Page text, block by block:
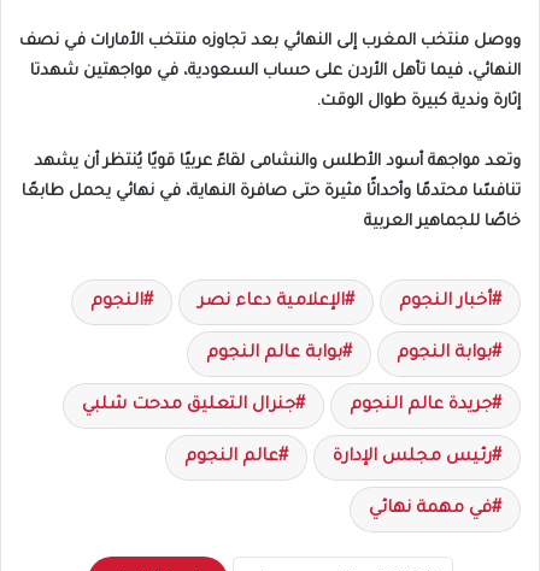
ووصل منتخب المغرب إلى النهائي بعد تجاوزه منتخب الأمارات في نصف
النهائي، فيما تأهل الأردن على حساب السعودية، في مواجهتين شهدتا
إثارة وندية كبيرة طوال الوقت.
وتعد مواجهة أسود الأطلس والنشامى لقاءً عربيًا قويًا يُنتظر أن يشهد
تنافسًا محتدمًا وأحداثًا مثيرة حتى صافرة النهاية، في نهائي يحمل طابعًا
خاصًا للجماهير العربية
أخبار النجوم الإعلامية دعاء نصر النجوم
بوابة النجوم بوابة عالم النجوم
جريدة عالم النجوم جنرال التعليق مدحت شلبي
رئيس مجلس الإدارة عالم النجوم
في مهمة نهائي